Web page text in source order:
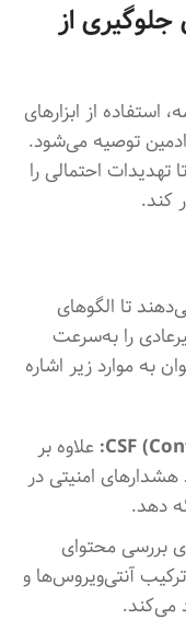
جلوگیری از
استفاده از ابزارهای
توصیه می‌شود.
تهدیدات احتمالی را
کند.
تا الگوهای
را به‌سرعت
به موارد زیر اشاره
CSF علاوه بر
امنیتی در
دهد.
بررسی محتوای
آنتی‌ویروس‌ها و
می‌کند.